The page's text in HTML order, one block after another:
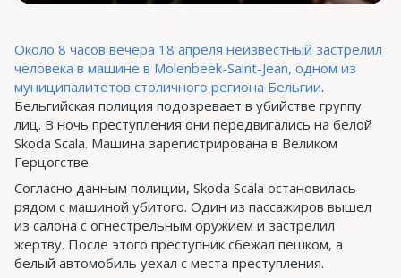
Около 8 часов вечера 18 апреля неизвестный застрелил
человека в машине в Molenbeek-Saint-Jean, одном из
муниципалитетов столичного региона Бельгии.
Бельгийская полиция подозревает в убийстве группу
лиц. В ночь преступления они передвигались на белой
Skoda Scala. Машина зарегистрирована в Великом
Герцогстве.
Согласно данным полиции, Skoda Scala остановилась
рядом с машиной убитого. Один из пассажиров вышел
из салона с огнестрельным оружием и застрелил
жертву. После этого преступник сбежал пешком, а
белый автомобиль уехал с места преступления.